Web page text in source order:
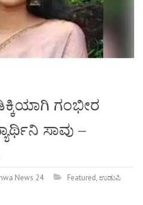
ಗಂಭೀರ
ಸಾವು –
News 24 Featured,ಉಡುಪಿ